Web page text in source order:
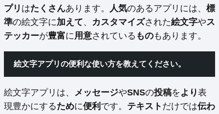
プリ はたくさんあります。 人気のあるアプリには、 標
準の絵文字に加えて、 カスタマイズされた絵文字やス
テッカーが豊富に 用意されている ものもあります。
絵文字アプリの便利な使い方を教えてください。
絵文字アプリは、 メッセージやSNSの投稿を より表
現豊かにするために便利 です。 テキスト だけでは伝わ